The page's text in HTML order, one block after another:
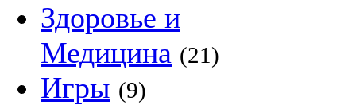
Здоровье и
Медицина (21)
Игры (9)